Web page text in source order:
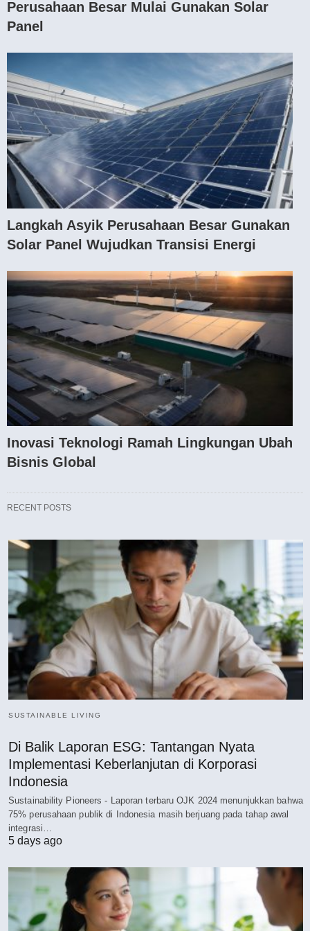
Perusahaan Besar Mulai Gunakan Solar
Panel
Langkah Asyik Perusahaan Besar Gunakan
Solar Panel Wujudkan Transisi Energi
Inovasi Teknologi Ramah Lingkungan Ubah
Bisnis Global
RECENT POSTS
SUSTAINABLE LIVING
Di Balik Laporan ESG: Tantangan Nyata
Implementasi Keberlanjutan di Korporasi
Indonesia
Sustainability Pioneers - Laporan terbaru OJK 2024 menunjukkan bahwa
75% perusahaan publik di Indonesia masih berjuang pada tahap awal
integrasi…
5 days ago